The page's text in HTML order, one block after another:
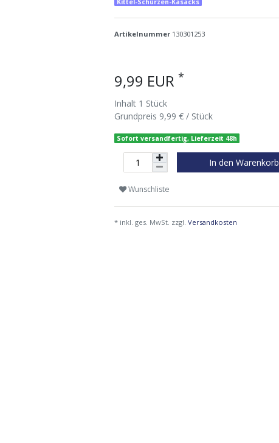
Artikelnummer 130301253
9,99 EUR *
Inhalt 1 Stück
Grundpreis 9,99 € / Stück
Sofort versandfertig, Lieferzeit 48h
In den Warenkorb
Wunschliste
* inkl. ges. MwSt. zzgl. Versandkosten